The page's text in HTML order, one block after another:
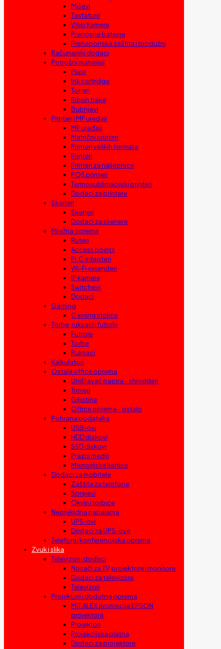
Miševi
Tastature
Web Kamere
Prenosne baterije
Prenaponska zaštita i produžni
Računarski dodaci
Potrošni materijal
Papir
Ink cartridge
Toneri
Ribon trake
Bubnjevi
Printeri i MF uređaji
MF uređaji
Matrični printeri
Printeri velikih formata
Printeri
Printeri za naljepnice
POS printeri
Termosublimacijski printeri
Dodaci za printere
Skeneri
Skeneri
Dodaci za skenere
Mrežna oprema
Ruteri
Access points
PLC adapteri
Wi-Fi extenderi
IP kamere
Switchevi
Dodaci
Gaming
Gaming stolice
Torbe, ruksaci i futrole
Futrole
Torbe
Ruksaci
Kalkulatori
Ostala office oprema
Uništavač papira – shredderi
Trimeri
Giljotine
Office oprema – ostalo
Pohrana podataka
USB-ovi
HDD diskovi
SSD diskovi
Prazni mediji
Memorijske kartice
Dodaci za mobitele
Zaštita za telefone
Sprejevi
Okviri i torbice
Neprekidna napajanja
UPS-ovi
Dodaci za UPS-ove
Telefoni i konferencijska oprema
Zvuk i slika
Televizori i dodaci
Nosači za TV, projektore i monitore
Dodaci za televizore
Televizori
Projektori i dodatna oprema
MIT ALEX promocija EPSON
projektora
Projektori
Projekcijska platna
Dodaci za projektore